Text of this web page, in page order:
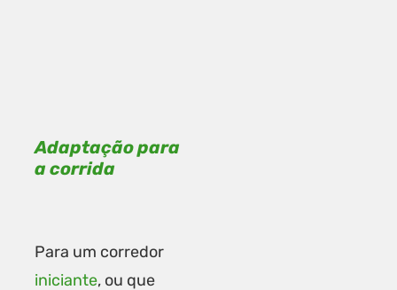
Adaptação para
a corrida
Para um corredor
iniciante, ou que